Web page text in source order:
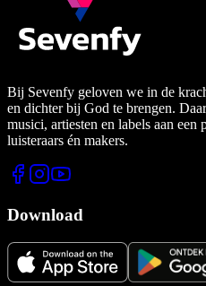
Bij Sevenfy geloven we in de
en dichter bij God te brengen.
musici, artiesten en labels aan een
luisteraars én makers.
Download